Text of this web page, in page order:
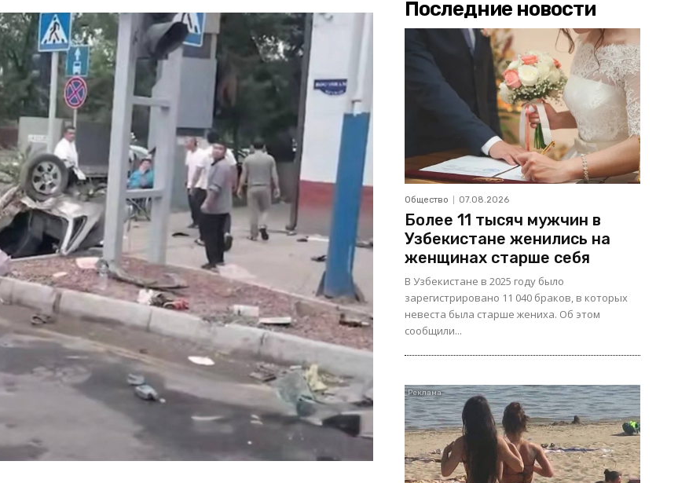
Последние новости
Общество 07.08.2026
Более 11 тысяч мужчин в
Узбекистане женились на
женщинах старше себя
В Узбекистане в 2025 году было
зарегистрировано 11 040 браков, в которых
невеста была старше жениха. Об этом
сообщили...